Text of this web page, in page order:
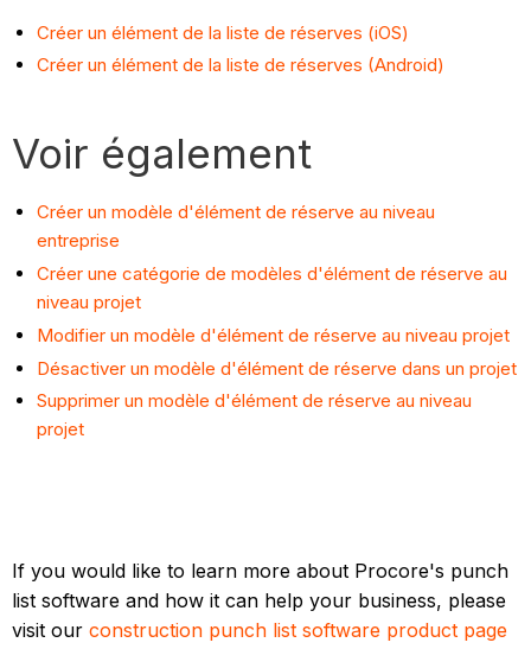
Créer un élément de la liste de réserves (iOS)
Créer un élément de la liste de réserves (Android)
Voir également
Créer un modèle d'élément de réserve au niveau
entreprise
Créer une catégorie de modèles d'élément de réserve au
niveau projet
Modifier un modèle d'élément de réserve au niveau projet
Désactiver un modèle d'élément de réserve dans un projet
Supprimer un modèle d'élément de réserve au niveau
projet
If you would like to learn more about Procore's punch
list software and how it can help your business, please
visit ourconstruction punch list software product page